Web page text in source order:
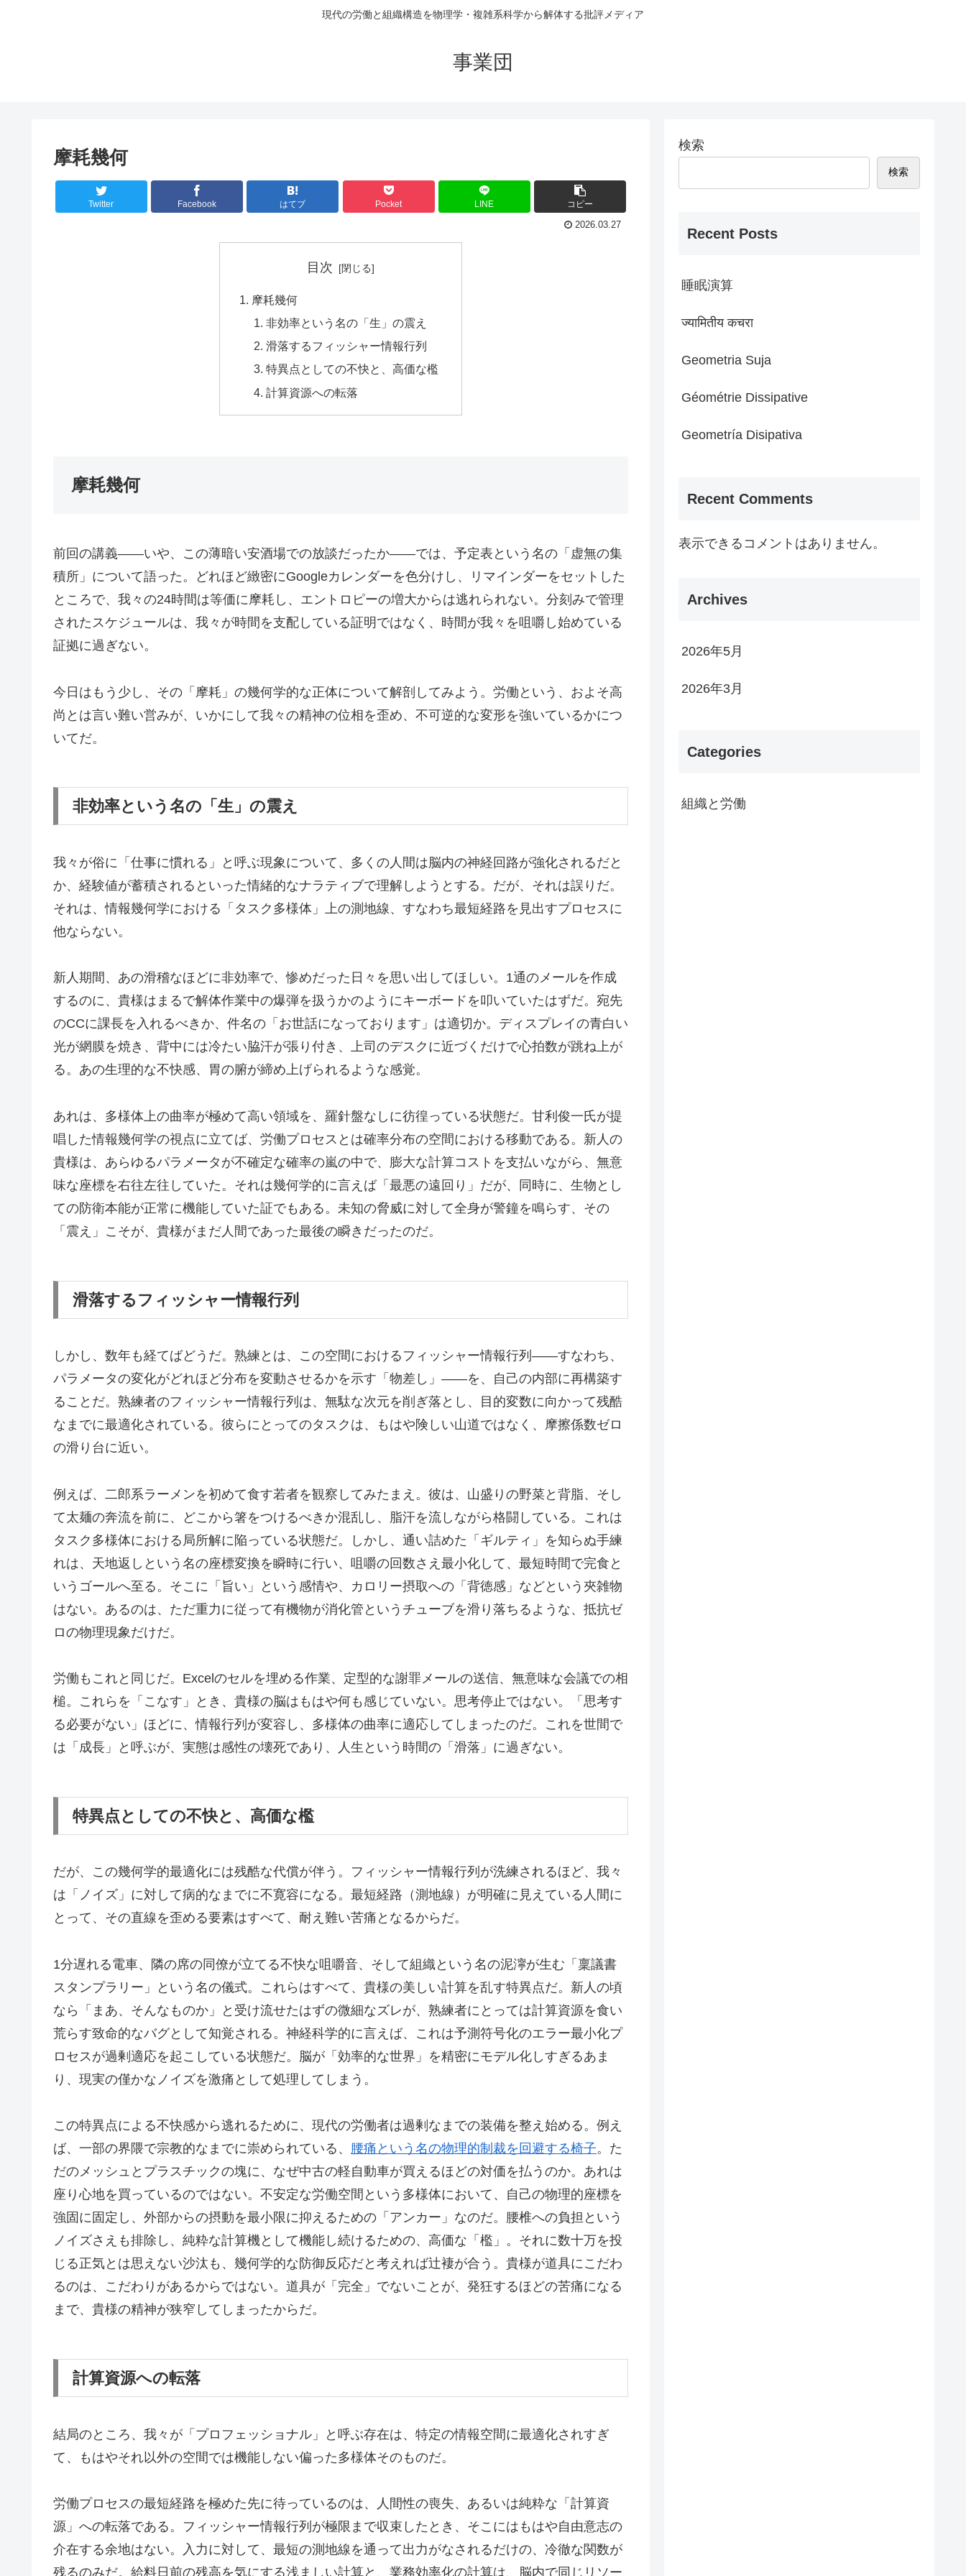
現代の労働と組織構造を物理学・複雑系科学から解体する批評メディア
事業団
摩耗幾何
Twitter Facebook はてブ Pocket LINE コピー
2026.03.27
目次
摩耗幾何
非効率という名の「生」の震え
滑落するフィッシャー情報行列
特異点としての不快と、高価な檻
計算資源への転落
摩耗幾何
前回の講義――いや、この薄暗い安酒場での放談だったか――では、予定表という名の「虚無の集
積所」について語った。どれほど緻密にGoogleカレンダーを色分けし、リマインダーをセットした
ところで、我々の24時間は等価に摩耗し、エントロピーの増大からは逃れられない。分刻みで管理
されたスケジュールは、我々が時間を支配している証明ではなく、時間が我々を咀嚼し始めている
証拠に過ぎない。
今日はもう少し、その「摩耗」の幾何学的な正体について解剖してみよう。労働という、およそ高
尚とは言い難い営みが、いかにして我々の精神の位相を歪め、不可逆的な変形を強いているかにつ
いてだ。
非効率という名の「生」の震え
我々が俗に「仕事に慣れる」と呼ぶ現象について、多くの人間は脳内の神経回路が強化されるだと
か、経験値が蓄積されるといった情緒的なナラティブで理解しようとする。だが、それは誤りだ。
それは、情報幾何学における「タスク多様体」上の測地線、すなわち最短経路を見出すプロセスに
他ならない。
新人期間、あの滑稽なほどに非効率で、惨めだった日々を思い出してほしい。1通のメールを作成
するのに、貴様はまるで解体作業中の爆弾を扱うかのようにキーボードを叩いていたはずだ。宛先
のCCに課長を入れるべきか、件名の「お世話になっております」は適切か。ディスプレイの青白い
光が網膜を焼き、背中には冷たい脇汗が張り付き、上司のデスクに近づくだけで心拍数が跳ね上が
る。あの生理的な不快感、胃の腑が締め上げられるような感覚。
あれは、多様体上の曲率が極めて高い領域を、羅針盤なしに彷徨っている状態だ。甘利俊一氏が提
唱した情報幾何学の視点に立てば、労働プロセスとは確率分布の空間における移動である。新人の
貴様は、あらゆるパラメータが不確定な確率の嵐の中で、膨大な計算コストを支払いながら、無意
味な座標を右往左往していた。それは幾何学的に言えば「最悪の遠回り」だが、同時に、生物とし
ての防衛本能が正常に機能していた証でもある。未知の脅威に対して全身が警鐘を鳴らす、その
「震え」こそが、貴様がまだ人間であった最後の瞬きだったのだ。
滑落するフィッシャー情報行列
しかし、数年も経てばどうだ。熟練とは、この空間におけるフィッシャー情報行列――すなわち、
パラメータの変化がどれほど分布を変動させるかを示す「物差し」――を、自己の内部に再構築す
ることだ。熟練者のフィッシャー情報行列は、無駄な次元を削ぎ落とし、目的変数に向かって残酷
なまでに最適化されている。彼らにとってのタスクは、もはや険しい山道ではなく、摩擦係数ゼロ
の滑り台に近い。
例えば、二郎系ラーメンを初めて食す若者を観察してみたまえ。彼は、山盛りの野菜と背脂、そし
て太麺の奔流を前に、どこから箸をつけるべきか混乱し、脂汗を流しながら格闘している。これは
タスク多様体における局所解に陥っている状態だ。しかし、通い詰めた「ギルティ」を知らぬ手練
れは、天地返しという名の座標変換を瞬時に行い、咀嚼の回数さえ最小化して、最短時間で完食と
いうゴールへ至る。そこに「旨い」という感情や、カロリー摂取への「背徳感」などという夾雑物
はない。あるのは、ただ重力に従って有機物が消化管というチューブを滑り落ちるような、抵抗ゼ
ロの物理現象だけだ。
労働もこれと同じだ。Excelのセルを埋める作業、定型的な謝罪メールの送信、無意味な会議での相
槌。これらを「こなす」とき、貴様の脳はもはや何も感じていない。思考停止ではない。「思考す
る必要がない」ほどに、情報行列が変容し、多様体の曲率に適応してしまったのだ。これを世間で
は「成長」と呼ぶが、実態は感性の壊死であり、人生という時間の「滑落」に過ぎない。
特異点としての不快と、高価な檻
だが、この幾何学的最適化には残酷な代償が伴う。フィッシャー情報行列が洗練されるほど、我々
は「ノイズ」に対して病的なまでに不寛容になる。最短経路（測地線）が明確に見えている人間に
とって、その直線を歪める要素はすべて、耐え難い苦痛となるからだ。
1分遅れる電車、隣の席の同僚が立てる不快な咀嚼音、そして組織という名の泥濘が生む「稟議書
スタンプラリー」という名の儀式。これらはすべて、貴様の美しい計算を乱す特異点だ。新人の頃
なら「まあ、そんなものか」と受け流せたはずの微細なズレが、熟練者にとっては計算資源を食い
荒らす致命的なバグとして知覚される。神経科学的に言えば、これは予測符号化のエラー最小化プ
ロセスが過剰適応を起こしている状態だ。脳が「効率的な世界」を精密にモデル化しすぎるあま
り、現実の僅かなノイズを激痛として処理してしまう。
この特異点による不快感から逃れるために、現代の労働者は過剰なまでの装備を整え始める。例え
ば、一部の界隈で宗教的なまでに崇められている、 腰痛という名の物理的制裁を回避する椅子。た
だのメッシュとプラスチックの塊に、なぜ中古の軽自動車が買えるほどの対価を払うのか。あれは
座り心地を買っているのではない。不安定な労働空間という多様体において、自己の物理的座標を
強固に固定し、外部からの摂動を最小限に抑えるための「アンカー」なのだ。腰椎への負担という
ノイズさえも排除し、純粋な計算機として機能し続けるための、高価な「檻」。それに数十万を投
じる正気とは思えない沙汰も、幾何学的な防御反応だと考えれば辻褄が合う。貴様が道具にこだわ
るのは、こだわりがあるからではない。道具が「完全」でないことが、発狂するほどの苦痛になる
まで、貴様の精神が狭窄してしまったからだ。
計算資源への転落
結局のところ、我々が「プロフェッショナル」と呼ぶ存在は、特定の情報空間に最適化されすぎ
て、もはやそれ以外の空間では機能しない偏った多様体そのものだ。
労働プロセスの最短経路を極めた先に待っているのは、人間性の喪失、あるいは純粋な「計算資
源」への転落である。フィッシャー情報行列が極限まで収束したとき、そこにはもはや自由意志の
介在する余地はない。入力に対して、最短の測地線を通って出力がなされるだけの、冷徹な関数が
残るのみだ。給料日前の残高を気にする浅ましい計算と、業務効率化の計算は、脳内で同じリソー
検索
検索
Recent Posts
睡眠演算
ज्यामितीय कचरा
Geometria Suja
Géométrie Dissipative
Geometría Disipativa
Recent Comments
表示できるコメントはありません。
Archives
2026年5月
2026年3月
Categories
組織と労働